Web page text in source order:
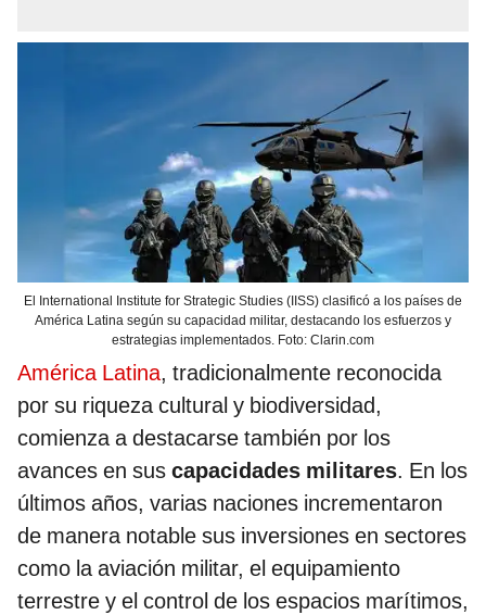
El International Institute for Strategic Studies (IISS) clasificó a los países de
América Latina según su capacidad militar, destacando los esfuerzos y
estrategias implementados. Foto: Clarin.com
América Latina, tradicionalmente reconocida
por su riqueza cultural y biodiversidad,
comienza a destacarse también por los
avances en sus capacidades militares. En los
últimos años, varias naciones incrementaron
de manera notable sus inversiones en sectores
como la aviación militar, el equipamiento
terrestre y el control de los espacios marítimos,